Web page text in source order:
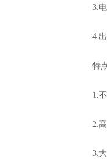
3.电机
4.出口
特点
1.不易
2.高效
3.大流